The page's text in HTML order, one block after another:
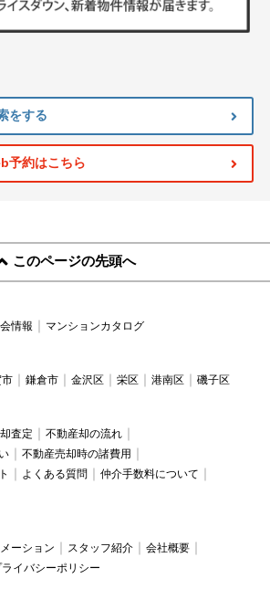
をする
予約はこちら
このページの先頭へ
情報 マンションカタログ
鎌倉市 金沢区 栄区 港南区 磯子区
査定
不動産却の流れ
不動産売却時の諸費用
よくある質問
仲介手数料について
ーション スタッフ紹介
会社概要
ライバシーポリシー